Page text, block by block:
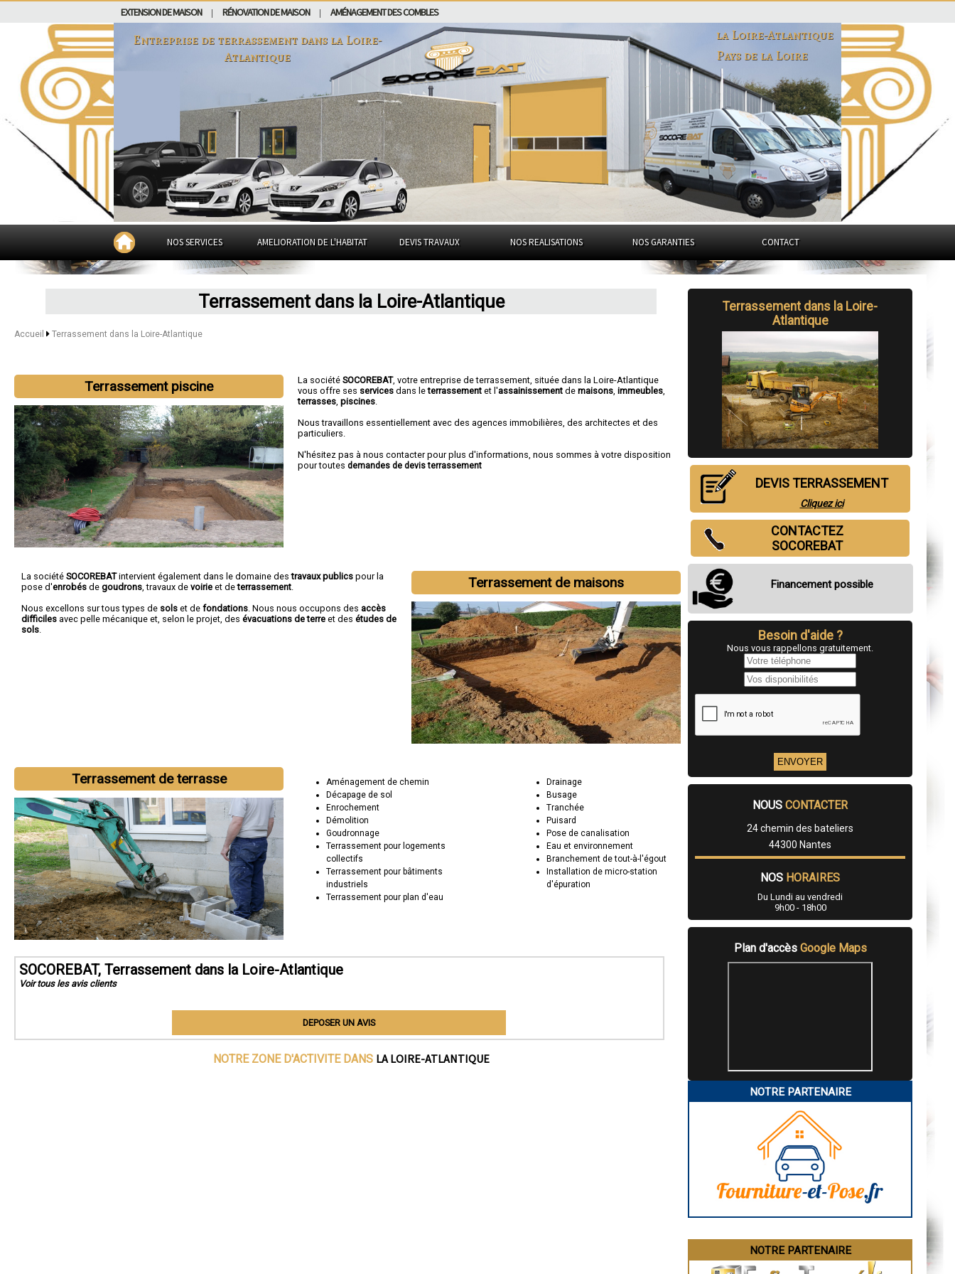
EXTENSION DE MAISON RÉNOVATION DE MAISON AMÉNAGEMENT DES COMBLES
Entreprise de terrassement dans la Loire-
Atlantique
la Loire-Atlantique
Pays de la Loire
NOS SERVICES AMELIORATION DE L'HABITAT DEVIS TRAVAUX NOS REALISATIONS NOS GARANTIES CONTACT
Terrassement dans la Loire-Atlantique
Accueil Terrassement dans la Loire-Atlantique
Terrassement piscine La sociétéSOCOREBAT,votre entreprise de terrassement, située dans la Loire-Atlantique
vous offre ses services dans leterrassement et l'assainissement demaisons,immeubles,
terrasses,piscines.
Nous travaillons essentiellement avec des agences immobilières, des architectes et des
particuliers.
N'hésitez pas à nous contacter pour plus d'informations, nous sommes à votre disposition
pour toutesdemandes de devis terrassement
Terrassement de maisons
La société SOCOREBATintervient également dans le domaine destravaux publics pour la
pose d'enrobés de goudrons, travaux de voirie et deterrassement.
Nous excellons sur tous types de sols et de fondations. Nous nous occupons des accès
difficiles avec pelle mécanique et, selon le projet, des évacuations de terre et des études de
sols.
Terrassement de terrasse
Aménagement de chemin
Décapage de sol
Enrochement
Démolition
Goudronnage
Terrassement pour logements
collectifs
Terrassement pour bâtiments
industriels
Terrassement pour plan d'eau
Drainage
Busage
Tranchée
Puisard
Pose de canalisation
Eau et environnement
Branchement de tout-à-l'égout
Installation de micro-station
d'épuration
SOCOREBAT, Terrassement dans la Loire-Atlantique
Voir tous les avis clients
DEPOSER UN AVIS
NOTRE ZONE D'ACTIVITE DANS LA LOIRE-ATLANTIQUE
Terrassement dans la Loire-
Atlantique
DEVIS TERRASSEMENT
Cliquez ici
CONTACTEZ
SOCOREBAT
Financement possible
Besoin d'aide ?
Nous vous rappellons gratuitement.
NOUS CONTACTER
24 chemin des bateliers
44300 Nantes
NOS HORAIRES
Du Lundi au vendredi
9h00 - 18h00
Plan d'accès Google Maps
NOTRE PARTENAIRE
NOTRE PARTENAIRE